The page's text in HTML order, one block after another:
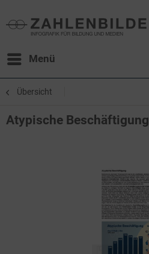
Menü
Übersicht
Atypische Beschäftigung